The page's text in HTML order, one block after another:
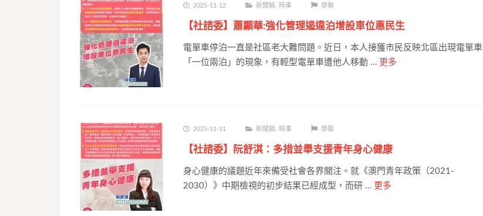
2025-11-12 新聞稿 時事 學聯
【社諮委】蕭顯華:強化管理遏違泊增設車位惠民生
電單車停泊一直是社區老大難問題。近日，本人接獲市民反映北區出現電單車
「一位兩泊」的現象，有輕型電單車遭他人移動 … 更多
2025-11-11 新聞稿 時事 學聯
【社諮委】阮舒淇：多措並舉支援青年身心健康
身心健康的議題近年來備受社會各界關注。就《澳門青年政策（2021-
2030）》中期檢視的初步結果已經成型，而研 … 更多